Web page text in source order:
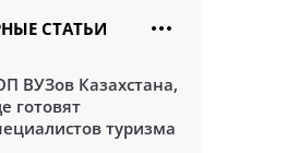
СТАТЬИ
ВУЗов Казахстана,
готовят
туризма